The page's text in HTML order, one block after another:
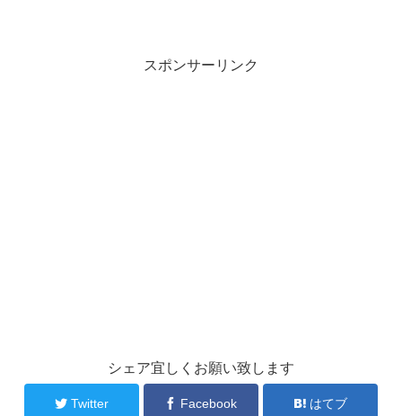
スポンサーリンク
シェア宜しくお願い致します
Twitter Facebook はてブ